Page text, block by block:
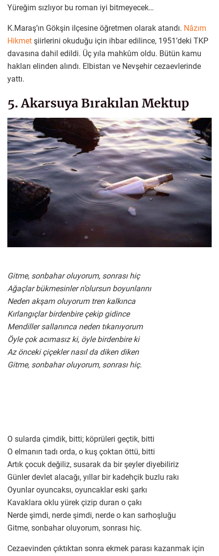
Yüreğim sızlıyor bu roman iyi bitmeyecek…
K.Maraş’ın Gökşin ilçesine öğretmen olarak atandı. Nâzım
Hikmet şiirlerini okuduğu için ihbar edilince, 1951’deki TKP
davasına dahil edildi. Üç yıla mahkûm oldu. Bütün kamu
hakları elinden alındı. Elbistan ve Nevşehir cezaevlerinde
yattı.
5. Akarsuya Bırakılan Mektup
Gitme, sonbahar oluyorum, sonrası hiç
Ağaçlar bükmesinler n’olursun boyunlarını
Neden akşam oluyorum tren kalkınca
Kırlangıçlar birdenbire çekip gidince
Mendiller sallanınca neden tıkanıyorum
Öyle çok acımasız ki, öyle birdenbire ki
Az önceki çiçekler nasıl da diken diken
Gitme, sonbahar oluyorum, sonrası hiç.
O sularda çimdik, bitti; köprüleri geçtik, bitti
O elmanın tadı orda, o kuş çoktan öttü, bitti
Artık çocuk değiliz, susarak da bir şeyler diyebiliriz
Günler devlet alacağı, yıllar bir kadehçik buzlu rakı
Oyunlar oyuncaksı, oyuncaklar eski şarkı
Kavaklara oklu yürek çizip duran o çakı
Nerde şimdi, nerde şimdi, nerde o kan sarhoşluğu
Gitme, sonbahar oluyorum, sonrası hiç.
Cezaevinden çıktıktan sonra ekmek parası kazanmak için